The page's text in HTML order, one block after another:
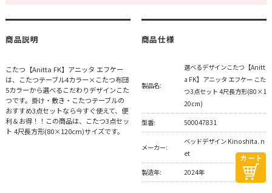
商品説明
こたつ【Anitta FK】アニッタ エフケー
は、こたつテーブル4カラー×こたつ布団
5カラーから選べるこだわりデザインこた
つです。掛け・敷き・こたつテーブルの
おすすめ3点セットなら今すぐ使えて、便
利＆お得！！この商品は、こたつ3点セッ
ト 4尺長方形(80×120cm)サイズです。
商品仕様
製品名:
選べるデザインこたつ【Anitt
a FK】アニッタ エフケー こた
つ3点セット 4尺長方形(80×1
20cm)
型番: 500047831
メーカー:
ベッドデザイン Kinoshita. n
et
製造年: 2024年